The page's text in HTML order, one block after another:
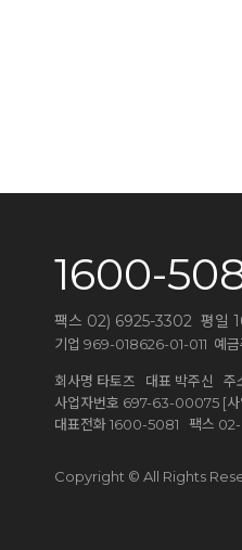
1600-
팩스 02) 6925-3302 평일
기업 969-018626-01-011 예금
회사명 타토즈 대표 박주신 주
사업자번호 697-63-00075 [
대표전화 1600-5081 팩스
Copyright © All Rights